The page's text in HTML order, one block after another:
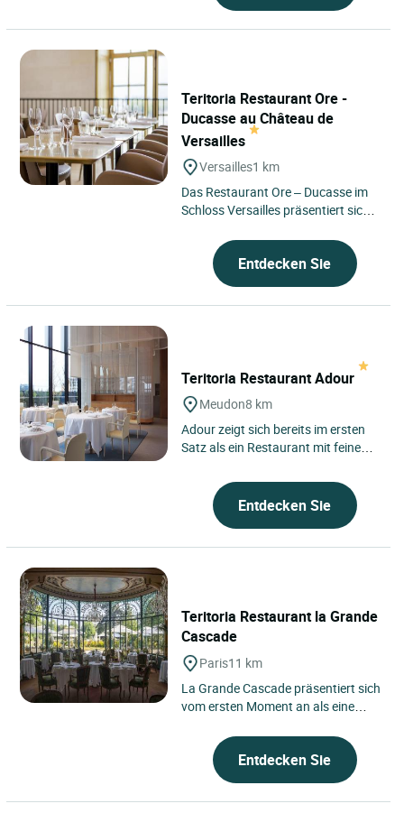
Teritoria Restaurant Ore -
Ducasse au Château de
Versailles
Versailles1 km
Das Restaurant Ore – Ducasse im
Schloss Versailles präsentiert sich
besondere Adresse, im...
Entdecken Sie
Teritoria Restaurant Adour
Meudon8 km
Adour zeigt sich bereits im ersten
Satz als ein Restaurant mit feinem
gelegen in Meudon, auf...
Entdecken Sie
Teritoria Restaurant la Grande
Cascade
Paris11 km
La Grande Cascade präsentiert sich
vom ersten Moment an als eine
im Restaurant des Teritoria...
Entdecken Sie